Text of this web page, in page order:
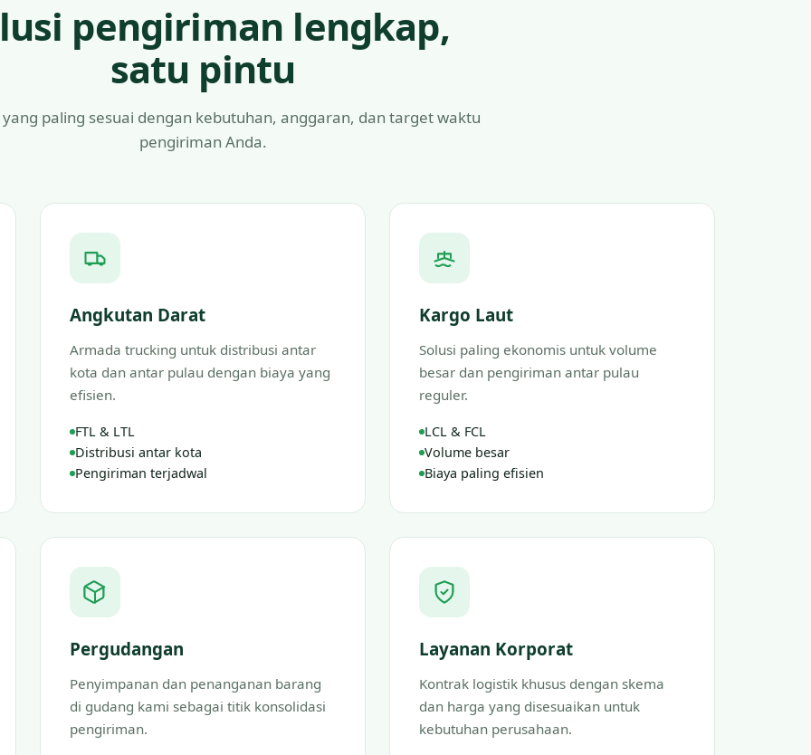
pengiriman lengkap,
satu pintu
paling sesuai dengan kebutuhan, anggaran, dan target waktu
pengiriman Anda.
Angkutan Darat
Armada trucking untuk distribusi antar
kota dan antar pulau dengan biaya yang
efisien.
FTL & LTL
Distribusi antar kota
Pengiriman terjadwal
Kargo Laut
Solusi paling ekonomis untuk volume
besar dan pengiriman antar pulau
reguler.
LCL & FCL
Volume besar
Biaya paling efisien
Pergudangan
Penyimpanan dan penanganan barang
di gudang kami sebagai titik konsolidasi
pengiriman.
Layanan Korporat
Kontrak logistik khusus dengan skema
dan harga yang disesuaikan untuk
kebutuhan perusahaan.